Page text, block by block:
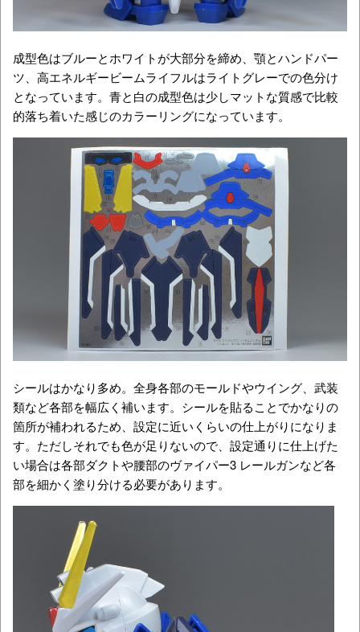
成型色はブルーとホワイトが大部分を締め、顎とハンドパー
ツ、高エネルギービームライフルはライトグレーでの色分け
となっています。青と白の成型色は少しマットな質感で比較
的落ち着いた感じのカラーリングになっています。
シールはかなり多め。全身各部のモールドやウイング、武装
類など各部を幅広く補います。シールを貼ることでかなりの
箇所が補われるため、設定に近いくらいの仕上がりになりま
す。ただしそれでも色が足りないので、設定通りに仕上げた
い場合は各部ダクトや腰部のヴァイパー3 レールガンなど各
部を細かく塗り分ける必要があります。